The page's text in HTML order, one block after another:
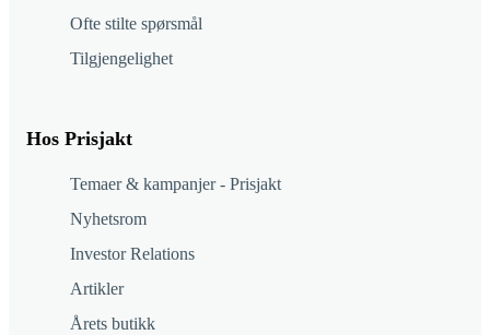
Ofte stilte spørsmål
Tilgjengelighet
Hos Prisjakt
Temaer & kampanjer - Prisjakt
Nyhetsrom
Investor Relations
Artikler
Årets butikk